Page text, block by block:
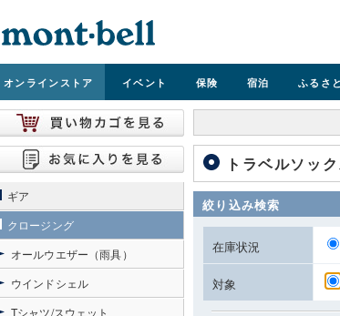
オンラインストア イベント 保険 宿泊 ふるさ
トラベルソッ
絞り込み検索
在庫状況
対象
ギア
クロージング
オールウエザー（雨具）
ウインドシェル
Tシャツ/スウェット